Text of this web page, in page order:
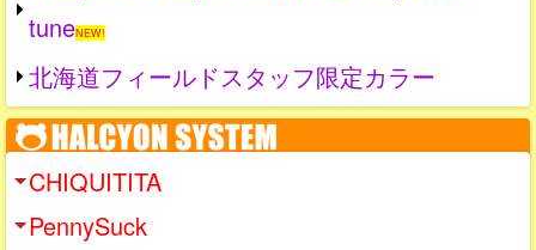
tuneNEW!
北海道フィールドスタッフ限定カラー
CHIQUITITA
PennySuck